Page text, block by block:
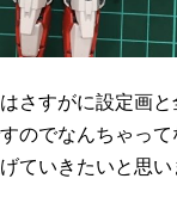
さすがに設定画
のでなんちゃっ
ていきたいと思い